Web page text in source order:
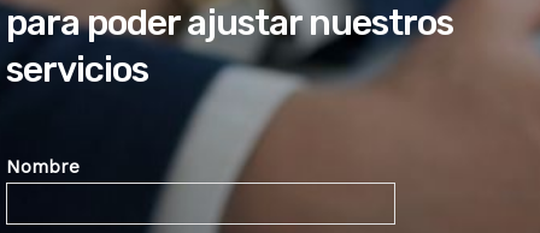
para poder ajustar nuestros
servicios
Nombre